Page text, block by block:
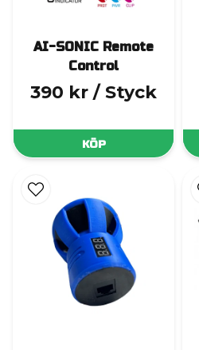
AI-SONIC Remote
Control
390 kr / Styck
KÖP